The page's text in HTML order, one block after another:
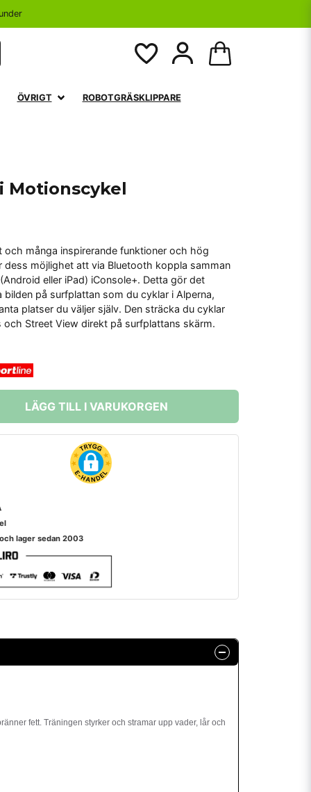
ÖVRIGT ROBOTGRÄSKLIPPARE
Motionscykel
många inspirerande funktioner och hög
dess möjlighet att via Bluetooth koppla samman
eller iPad) iConsole+. Detta gör det
på surfplattan som du cyklar i Alperna,
platser du väljer själv. Den sträcka du cyklar
Street View direkt på surfplattans skärm.
LÄGG TILL I VARUKORGEN
lager sedan 2003
fett. Träningen styrker och stramar upp vader, lår och